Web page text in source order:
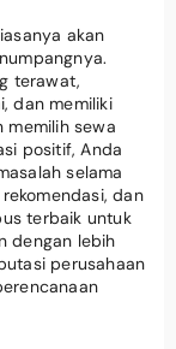
akan
terawat,
dan memiliki
memilih sewa
positif, Anda
selama
dan
terbaik untuk
dengan lebih
perusahaan